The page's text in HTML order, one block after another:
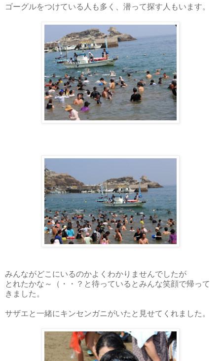
ゴーグルをつけている人も多く、潜って探す人もいます。
みんながどこにいるのかよくわかりませんでしたが
とれたかな～（・・？と待っているとみんな笑顔で帰って
きました。
サザエと一緒にキンセンガニがいたと見せてくれました。